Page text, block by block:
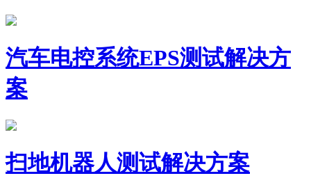
汽车电控系统EPS测试解决方
案
扫地机器人测试解决方案